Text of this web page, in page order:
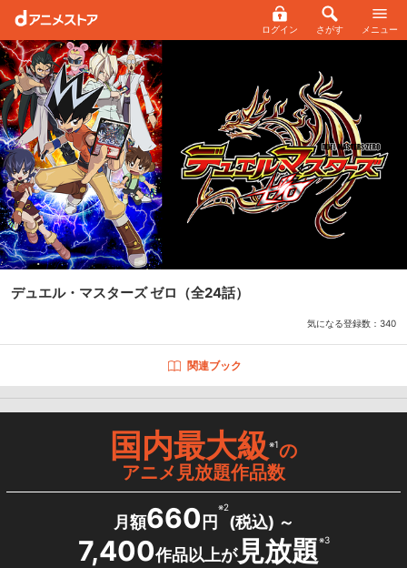
ログイン さがす メニュー
デュエル・マスターズ ゼロ （全24話）
気になる登録数： 340
関連ブック
国内最大級※1の
アニメ見放題作品数
月額660 円
※2
(税込) ～
7,400作品以上が見放題※3